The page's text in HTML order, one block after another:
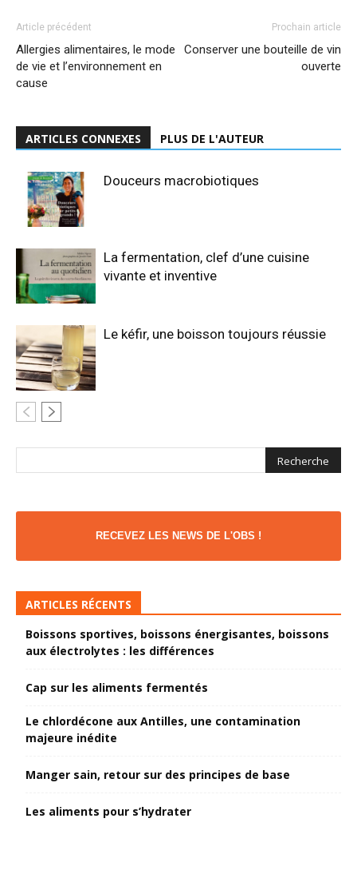
Article précédent
Allergies alimentaires, le mode
de vie et l’environnement en
cause
Prochain article
Conserver une bouteille de vin
ouverte
ARTICLES CONNEXES PLUS DE L'AUTEUR
Douceurs macrobiotiques
La fermentation, clef d’une cuisine
vivante et inventive
Le kéfir, une boisson toujours réussie
RECEVEZ LES NEWS DE L'OBS !
ARTICLES RÉCENTS
Boissons sportives, boissons énergisantes, boissons
aux électrolytes : les différences
Cap sur les aliments fermentés
Le chlordécone aux Antilles, une contamination
majeure inédite
Manger sain, retour sur des principes de base
Les aliments pour s’hydrater